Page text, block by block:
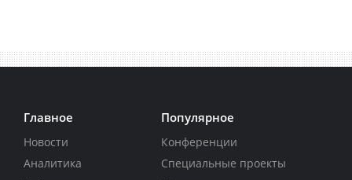
Главное
Новости
Аналитика
Популярное
Конференции
Специальные проекты